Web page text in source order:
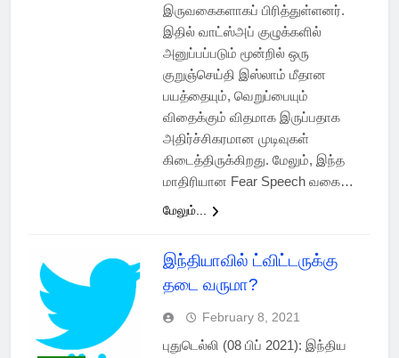
இருவகைகளாகப் பிரித்துள்ளனர்.
இதில் வாட்ஸ்அப் குழுக்களில்
அனுப்பப்படும் மூன்றில் ஒரு
குறுஞ்செய்தி இஸ்லாம் மீதான
பயத்தையும், வெறுப்பையும்
விதைக்கும் விதமாக இருப்பதாக
அதிர்ச்சிகரமான முடிவுகள்
கிடைத்திருக்கிறது. மேலும், இந்த
மாதிரியான Fear Speech வகை…
மேலும்...
இந்தியாவில் ட்விட்டருக்கு
தடை வருமா?
February 8, 2021
புதுடெல்லி (08 பிப் 2021): இந்திய